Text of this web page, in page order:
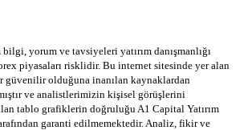
bilgi, yorum ve tavsiyeleri yatırım danışmanlığı
piyasaları risklidir. Bu internet sitesinde yer alan
güvenilir olduğuna inanılan kaynaklardan
ve analistlerimizin kişisel görüşlerini
tablo grafiklerin doğruluğu A1 Capital Yatırım
garanti edilmemektedir. Analiz, fikir ve